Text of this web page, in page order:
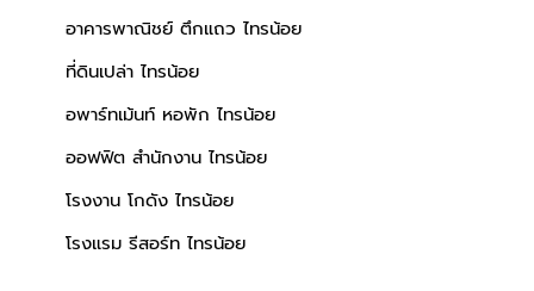
อาคารพาณิชย์ ตึกแถว ไทรน้อย
ที่ดินเปล่า ไทรน้อย
อพาร์ทเม้นท์ หอพัก ไทรน้อย
ออฟฟิต สำนักงาน ไทรน้อย
โรงงาน โกดัง ไทรน้อย
โรงแรม รีสอร์ท ไทรน้อย